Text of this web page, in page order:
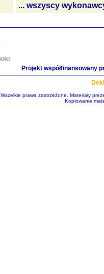
... wszyscy
Projekt współfinansowany
Wszelkie prawa zastrzeżone. Materiały
Kopiowanie